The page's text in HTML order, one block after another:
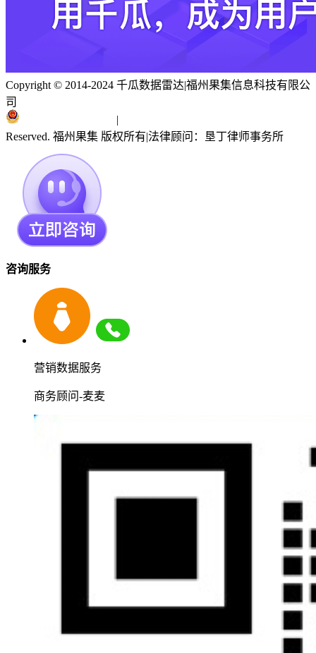
Copyright © 2014-2024 千瓜数据雷达|福州果集信息科技有限公
司
|
Reserved. 福州果集 版权所有|法律顾问：垦丁律师事务所
咨询服务
营销数据服务
商务顾问-麦麦